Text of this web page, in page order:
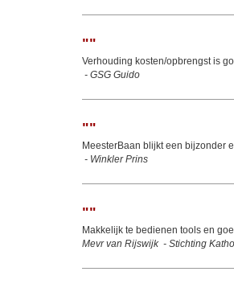
""
Verhouding kosten/opbrengst is
- GSG Guido
""
MeesterBaan blijkt een bijzonder
- Winkler Prins
""
Makkelijk te bedienen tools en
Mevr van Rijswijk- Stichting